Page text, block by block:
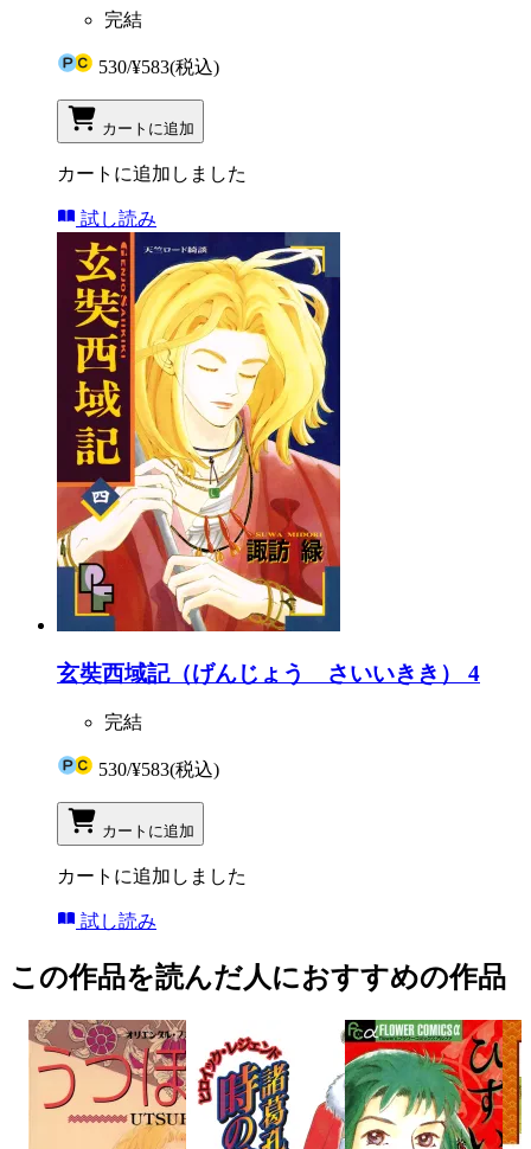
完結
530/¥583(税込)
カートに追加
カートに追加しました
試し読み
玄奘西域記（げんじょう さいいきき） 4
完結
530/¥583(税込)
カートに追加
カートに追加しました
試し読み
この作品を読んだ人におすすめの作品